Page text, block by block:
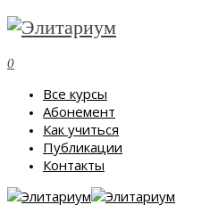
0
Все курсы
Абонемент
Как учиться
Публикации
Контакты